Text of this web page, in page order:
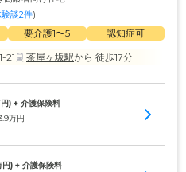
談2件)
要介護1〜5
認知症可
21
茶屋ヶ坂駅から 徒歩17分
) + 介護保険料
万円
円) + 介護保険料